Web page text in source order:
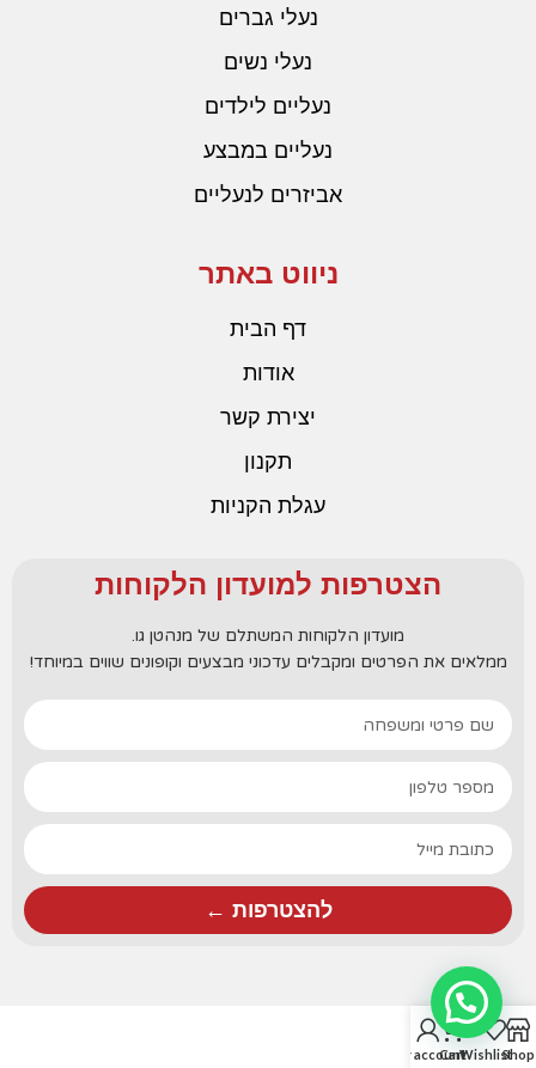
נעלי גברים
נעלי נשים
נעליים לילדים
נעליים במבצע
אביזרים לנעליים
ניווט באתר
דף הבית
אודות
יצירת קשר
תקנון
עגלת הקניות
הצטרפות למועדון הלקוחות
מועדון הלקוחות המשתלם של מנהטן גו.
ממלאים את הפרטים ומקבלים עדכוני מבצעים וקופונים שווים במיוחד!
להצטרפות ←
Shop
Wishlist
0
Cart
My account